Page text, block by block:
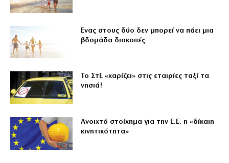
Ενας στους δύο δεν μπορεί να πάει μια
βδομάδα διακοπές
Το ΣτΕ «χαρίζει» στις εταιρίες ταξί τα
νησιά!
Ανοιχτό στοίχημα για την Ε.Ε. η «δίκαιη
κινητικότητα»